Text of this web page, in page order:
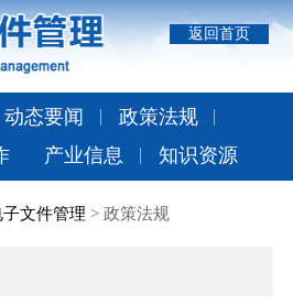
返回首页
动态要闻
政策法规
产业信息 知识资源
子文件管理 > 政策法规